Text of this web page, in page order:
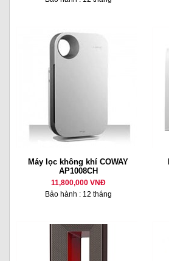
Máy lọc không khí COWAY
AP1008CH
11,800,000 VNĐ
Bảo hành : 12 tháng